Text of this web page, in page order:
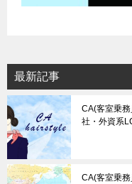
最新記事
CA(客室乗
社・外資系
CA(客室乗